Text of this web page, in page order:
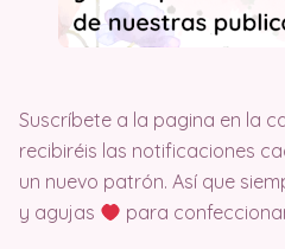
Suscríbete a la pagina en la
recibiréis las notificaciones
un nuevo patrón. Así que
y agujas
para